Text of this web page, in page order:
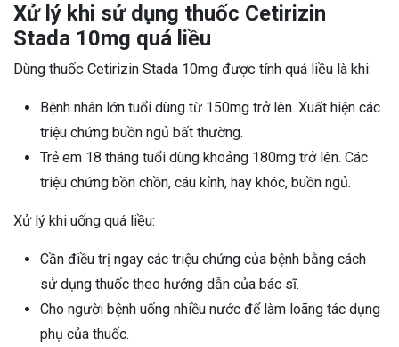
Xử lý khi sử dụng thuốc Cetirizin
Stada 10mg quá liều
Dùng thuốc Cetirizin Stada 10mg được tính quá liều là khi:
Bệnh nhân lớn tuổi dùng từ 150mg trở lên. Xuất hiện các
triệu chứng buồn ngủ bất thường.
Trẻ em 18 tháng tuổi dùng khoảng 180mg trở lên. Các
triệu chứng bồn chồn, cáu kỉnh, hay khóc, buồn ngủ.
Xử lý khi uống quá liều:
Cần điều trị ngay các triệu chứng của bệnh bằng cách
sử dụng thuốc theo hướng dẫn của bác sĩ.
Cho người bệnh uống nhiều nước để làm loãng tác dụng
phụ của thuốc.